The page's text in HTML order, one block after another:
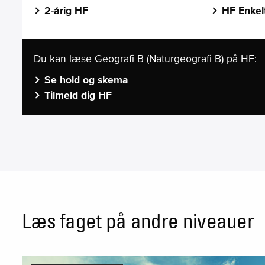
2-årig HF HF
Du kan læse Geografi B (Naturgeografi B) på HF:
Se hold og skema
Tilmeld dig HF
Læs faget på andre niveauer